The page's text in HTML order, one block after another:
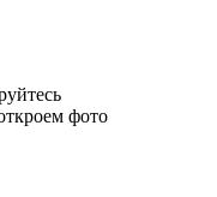
фото